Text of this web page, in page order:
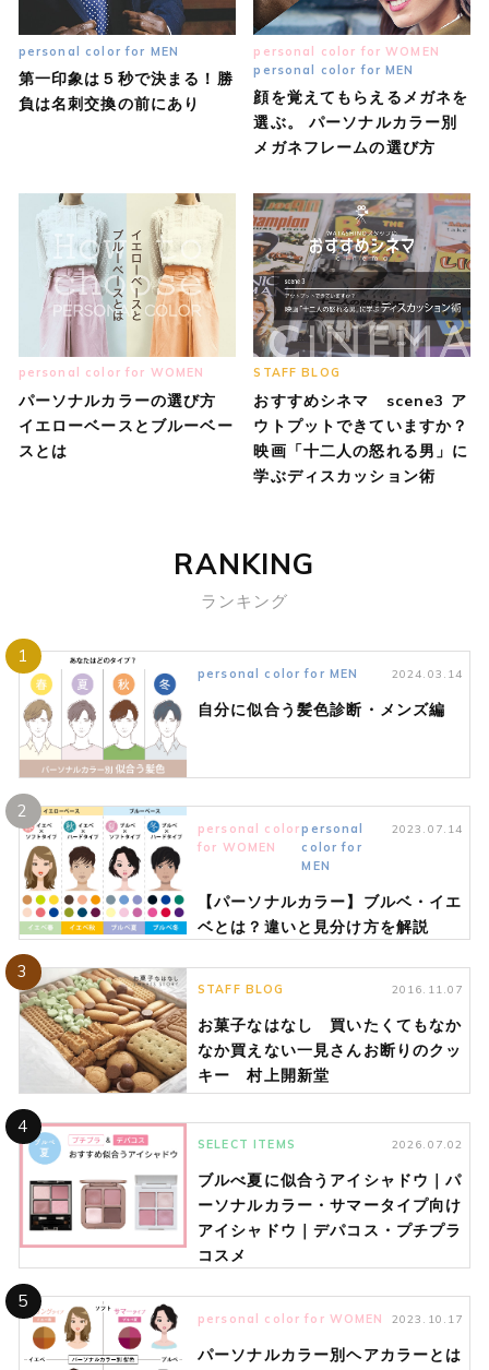
personal color for MEN
第一印象は５秒で決まる！勝
負は名刺交換の前にあり
personal color for WOMEN
personal color for MEN
顔を覚えてもらえるメガネを
選ぶ。 パーソナルカラー別
メガネフレームの選び方
personal color for WOMEN
パーソナルカラーの選び方
イエローベースとブルーベー
スとは
STAFF BLOG
おすすめシネマ scene3 ア
ウトプットできていますか？
映画「十二人の怒れる男」に
学ぶディスカッション術
RANKING
ランキング
1
personal color for MEN 2024.03.14
自分に似合う髪色診断・メンズ編
2
personal color
for WOMEN
personal
color for
MEN
2023.07.14
【パーソナルカラー】ブルベ・イエ
ベとは？違いと見分け方を解説
3
STAFF BLOG 2016.11.07
お菓子なはなし 買いたくてもなか
なか買えない一見さんお断りのクッ
キー 村上開新堂
4
SELECT ITEMS 2026.07.02
ブルべ夏に似合うアイシャドウ｜パ
ーソナルカラー・サマータイプ向け
アイシャドウ｜デパコス・プチプラ
コスメ
5
personal color for WOMEN 2023.10.17
パーソナルカラー別ヘアカラーとは